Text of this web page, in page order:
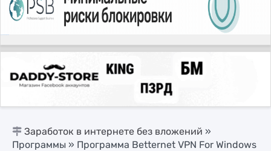
Заработок в интернете без вложений »
Программы » Программа Betternet VPN For Windows